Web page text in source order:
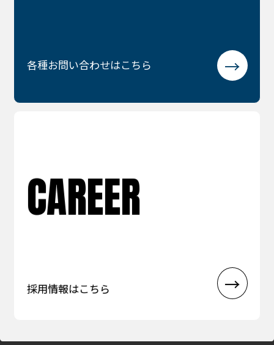
各種お問い合わせはこちら
CAREER
採用情報はこちら